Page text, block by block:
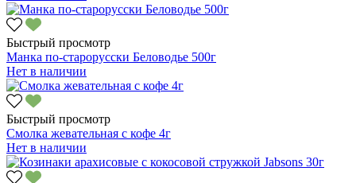
Быстрый просмотр
Манка по-старорусски Беловодье 500г
Нет в наличии
Быстрый просмотр
Смолка жевательная с кофе 4г
Нет в наличии